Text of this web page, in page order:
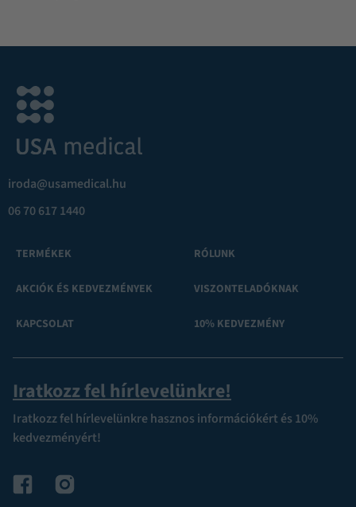
iroda@usamedical.hu
06 70 617 1440
TERMÉKEK
AKCIÓK ÉS KEDVEZMÉNYEK
KAPCSOLAT
RÓLUNK
VISZONTELADÓKNAK
10% KEDVEZMÉNY
Iratkozz fel hírlevelünkre!
Iratkozz fel hírlevelünkre hasznos információkért és 10%
kedvezményért!